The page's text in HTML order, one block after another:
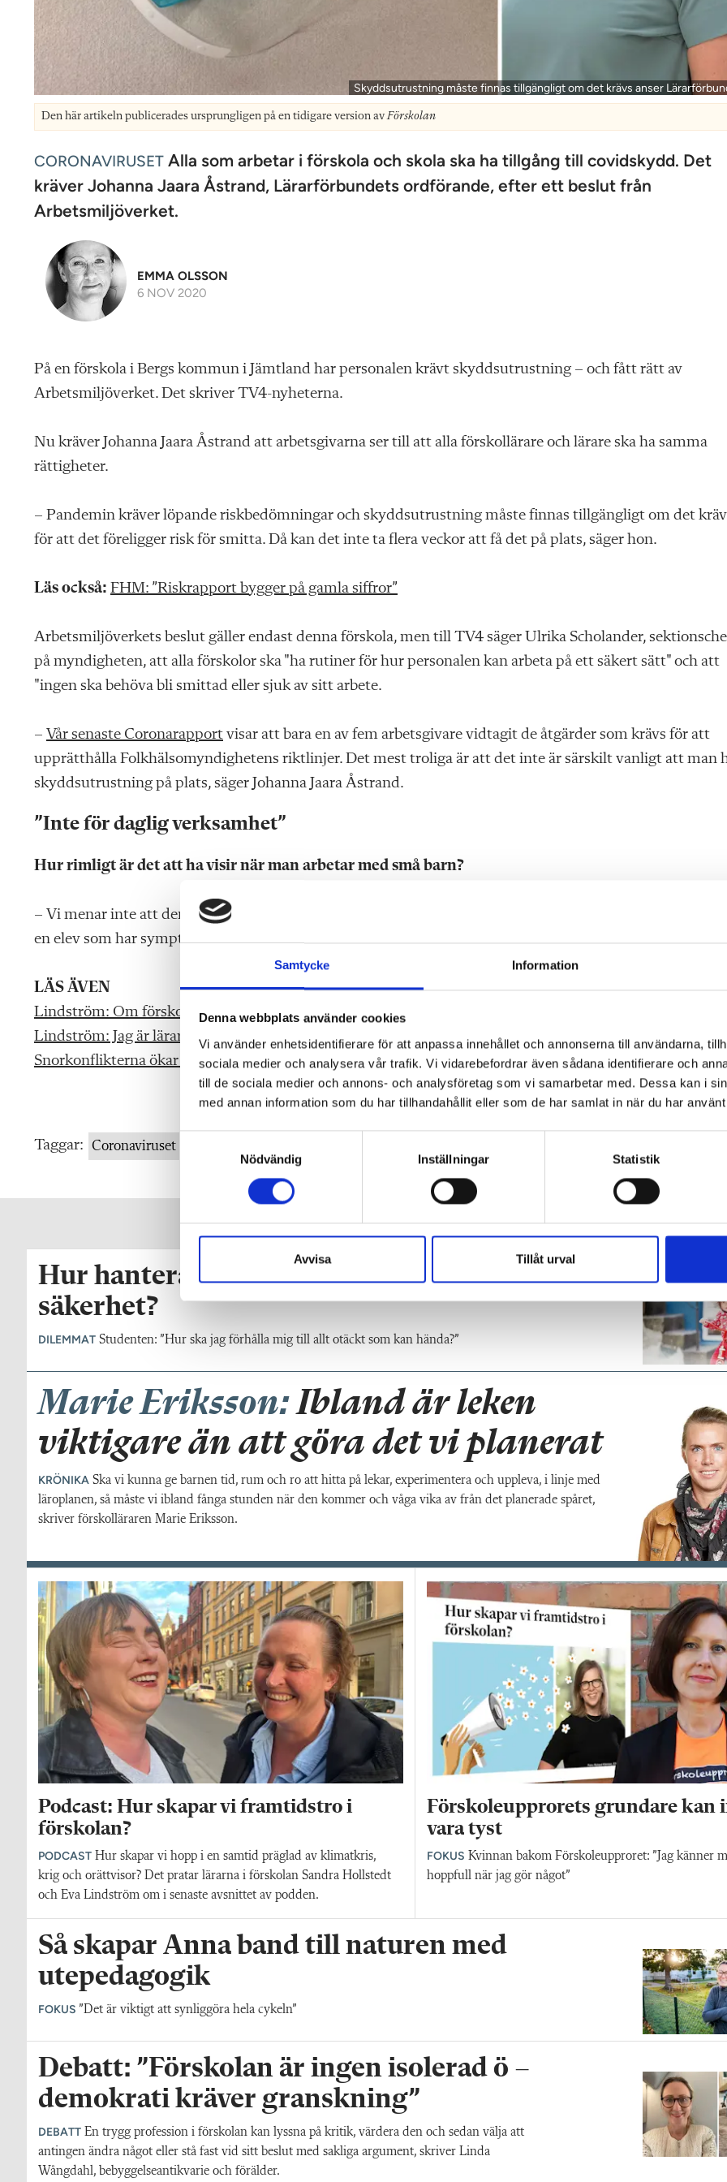
Samtycke Information
Denna webbplats använder cookies
Vi använder enhetsidentifierare för att anpassa innehållet och annonserna till användarna,
sociala medier och analysera vår trafik. Vi vidarebefordrar även sådana identifierare och
till de sociala medier och annons- och analysföretag som vi samarbetar med. Dessa kan i
med annan information som du har tillhandahållit eller som de har samlat in när du har
e
s
a
Nödvändig Inställningar Statistik
Avvisa Tillåt urval
Skyddsutrustning måste finnas tillgängligt om det krävs anser
Den här artikeln publicerades ursprungligen på en tidigare version avFörskolan
CORONAVIRUSET Alla som arbetar i förskola och skola ska ha tillgång till covidskydd. Det
kräver Johanna Jaara Åstrand, Lärarförbundets ordförande, efter ett beslut från
Arbetsmiljöverket.
EMMA OLSSON
6 NOV 2020
På en förskola i Bergs kommun i Jämtland har personalen krävt skyddsutrustning – och fått rätt av
Arbetsmiljöverket. Det skriver TV4-nyheterna.
Nu kräver Johanna Jaara Åstrand att arbetsgivarna ser till att alla förskollärare och lärare ska ha samma
rättigheter.
– Pandemin kräver löpande riskbedömningar och skyddsutrustning måste finnas tillgängligt om det
för att det föreligger risk för smitta. Då kan det inte ta flera veckor att få det på plats, säger hon.
Läs också: FHM: ”Riskrapport bygger på gamla siffror”
Arbetsmiljöverkets beslut gäller endast denna förskola, men till TV4 säger Ulrika Scholander,
på myndigheten, att alla förskolor ska "ha rutiner för hur personalen kan arbeta på ett säkert sätt" och att
"ingen ska behöva bli smittad eller sjuk av sitt arbete.
– Vår senaste Coronarapport visar att bara en av fem arbetsgivare vidtagit de åtgärder som krävs för att
upprätthålla Folkhälsomyndighetens riktlinjer. Det mest troliga är att det inte är särskilt vanligt att man
skyddsutrustning på plats, säger Johanna Jaara Åstrand.
”Inte för daglig verksamhet”
Hur rimligt är det att ha visir när man arbetar med små barn?
– Vi menar inte att den ska användas i daglig verksamhet, utan när risk föreligger. Om det finns ett barn
en elev som har symptom som kan vara Covid, och till dess barnet hämtas, säger Johanna Jaara Åstrand.
LÄS ÄVEN
Lindström: Om förskolan inte är en arbetsplats – vad är det då?
Lindström: Jag är lärare, inte snorpolis!
Snorkonflikterna ökar i förskolan
Taggar: Coronaviruset
Hur hanterar jag ansvaret för barnens
säkerhet?
DILEMMAT Studenten: ”Hur ska jag förhålla mig till allt otäckt som kan hända?”
Marie Eriksson:Ibland är leken
viktigare än att göra det vi planerat
KRÖNIKA Ska vi kunna ge barnen tid, rum och ro att hitta på lekar, experimentera och uppleva, i linje med
läroplanen, så måste vi ibland fånga stunden när den kommer och våga vika av från det planerade spåret,
skriver förskolläraren Marie Eriksson.
Podcast: Hur skapar vi framtidstro i
förskolan?
PODCAST Hur skapar vi hopp i en samtid präglad av klimatkris,
krig och orättvisor? Det pratar lärarna i förskolan Sandra Hollstedt
och Eva Lindström om i senaste avsnittet av podden.
Förskoleupprorets grundare kan
vara tyst
FOKUS Kvinnan bakom Förskoleupproret: ”Jag känner
hoppfull när jag gör något”
Så skapar Anna band till naturen med
utepedagogik
FOKUS ”Det är viktigt att synliggöra hela cykeln”
Debatt: ”Förskolan är ingen isolerad ö –
demokrati kräver granskning”
DEBATT En trygg profession i förskolan kan lyssna på kritik, värdera den och sedan välja att
antingen ändra något eller stå fast vid sitt beslut med sakliga argument, skriver Linda
Wångdahl, bebyggelseantikvarie och förälder.